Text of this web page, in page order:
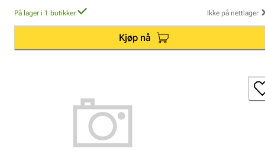
På lager i 1 butikker Ikke på nettlager
Kjøp nå